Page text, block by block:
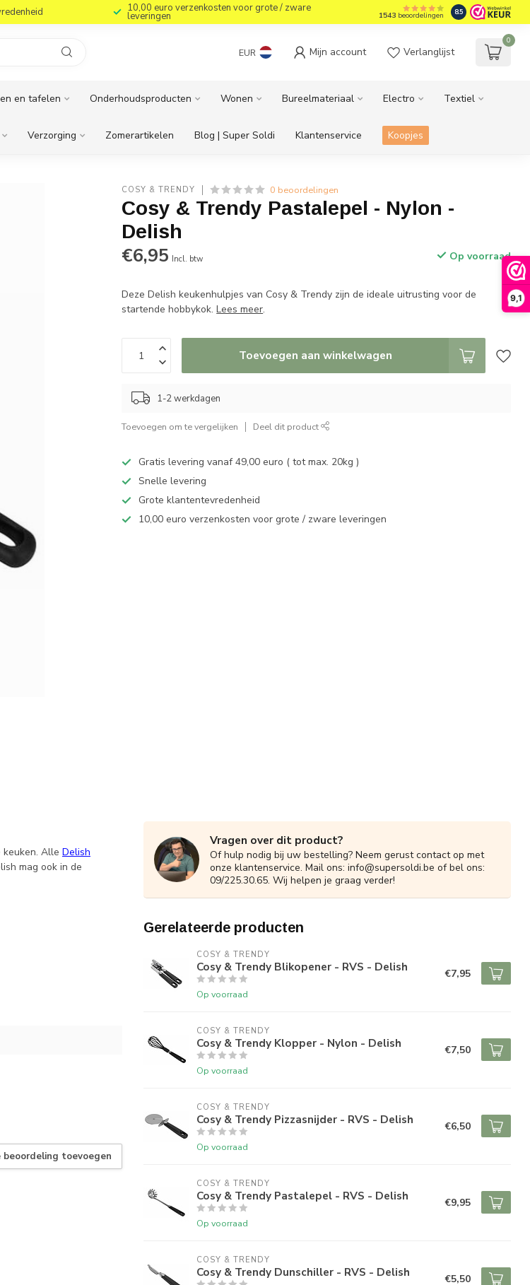
9,1
10,00 euro verzenkosten voor grote / zware
leveringen 1543beoordelingen 8.5
EUR Mijn account Verlanglijst
0
en tafelen Onderhoudsproducten Wonen Bureelmateriaal Electro Textiel
Verzorging Zomerartikelen Blog | Super Soldi Klantenservice Koopjes
COSY & TRENDY 0 beoordelingen
Cosy & Trendy Pastalepel - Nylon -
Delish
€6,95 Incl. btw Op voorraad
Deze Delish keukenhulpjes van Cosy & Trendy zijn de ideale uitrusting voor de
startende hobbykok.Lees meer.
Toevoegen aan winkelwagen
1-2 werkdagen
Toevoegen om te vergelijken Deel dit product
Gratis levering vanaf 49,00 euro ( tot max. 20kg )
Snelle levering
Grote klantentevredenheid
10,00 euro verzenkosten voor grote / zware leveringen
Alle Delish
mag ook in de
beoordeling toevoegen
Vragen over dit product?
Of hulp nodig bij uw bestelling? Neem gerust contact op met
onze klantenservice. Mail ons: info@supersoldi.be of bel ons:
09/225.30.65. Wij helpen je graag verder!
Gerelateerde producten
COSY & TRENDY
Cosy & Trendy Blikopener - RVS - Delish
Op voorraad
€7,95
COSY & TRENDY
Cosy & Trendy Klopper - Nylon - Delish
Op voorraad
€7,50
COSY & TRENDY
Cosy & Trendy Pizzasnijder - RVS - Delish
Op voorraad
€6,50
COSY & TRENDY
Cosy & Trendy Pastalepel - RVS - Delish
Op voorraad
€9,95
COSY & TRENDY
Cosy & Trendy Dunschiller - RVS - Delish €5,50